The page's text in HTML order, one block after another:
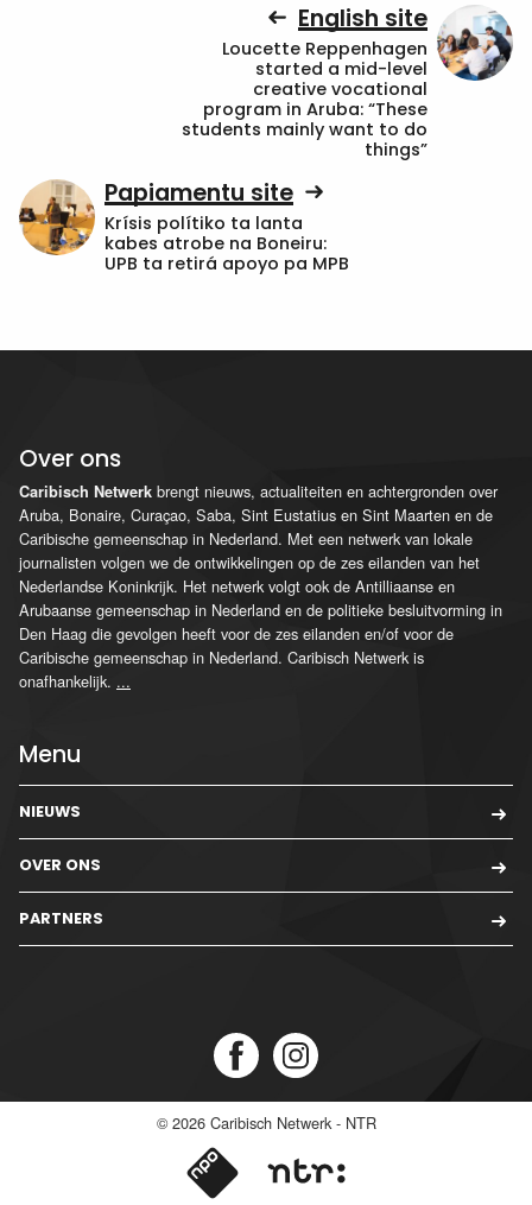
English site
Loucette Reppenhagen
started a mid-level
creative vocational
program in Aruba: “These
students mainly want to do
things”
Papiamentu site
Krísis polítiko ta lanta
kabes atrobe na Boneiru:
UPB ta retirá apoyo pa MPB
Over ons
Caribisch Netwerk brengt nieuws, actualiteiten en achtergronden over
Aruba, Bonaire, Curaçao, Saba, Sint Eustatius en Sint Maarten en de
Caribische gemeenschap in Nederland. Met een netwerk van lokale
journalisten volgen we de ontwikkelingen op de zes eilanden van het
Nederlandse Koninkrijk. Het netwerk volgt ook de Antilliaanse en
Arubaanse gemeenschap in Nederland en de politieke besluitvorming in
Den Haag die gevolgen heeft voor de zes eilanden en/of voor de
Caribische gemeenschap in Nederland. Caribisch Netwerk is
onafhankelijk. ...
Menu
NIEUWS
OVER ONS
PARTNERS
© 2026 Caribisch Netwerk - NTR